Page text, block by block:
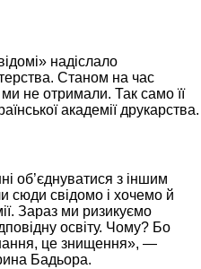
надіслало
Станом на час
ми не отримали. Так само її
академії друкарства.
об’єднуватися з іншим
сюди свідомо і хочемо й
Зараз ми ризикуємо
освіту. Чому? Бо
це знищення», —
Бадьора.